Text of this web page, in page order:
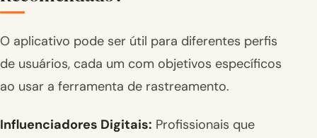
O aplicativo pode ser útil para diferentes perfis
de usuários, cada um com objetivos específicos
ao usar a ferramenta de rastreamento.
Influenciadores Digitais: Profissionais que